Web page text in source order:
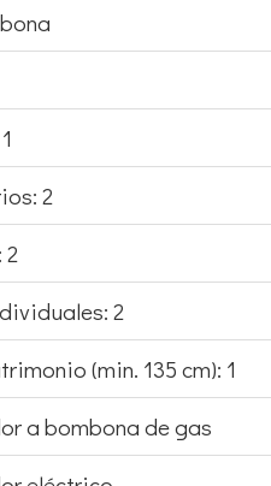
2
2
(min. 135 cm): 1
a bombona de gas